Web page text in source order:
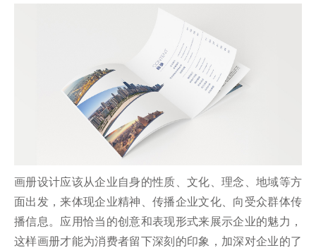
画册设计应该从企业自身的性质、文化、理念、地域等方
面出发，来体现企业精神、传播企业文化、向受众群体传
播信息。应用恰当的创意和表现形式来展示企业的魅力，
这样画册才能为消费者留下深刻的印象，加深对企业的了